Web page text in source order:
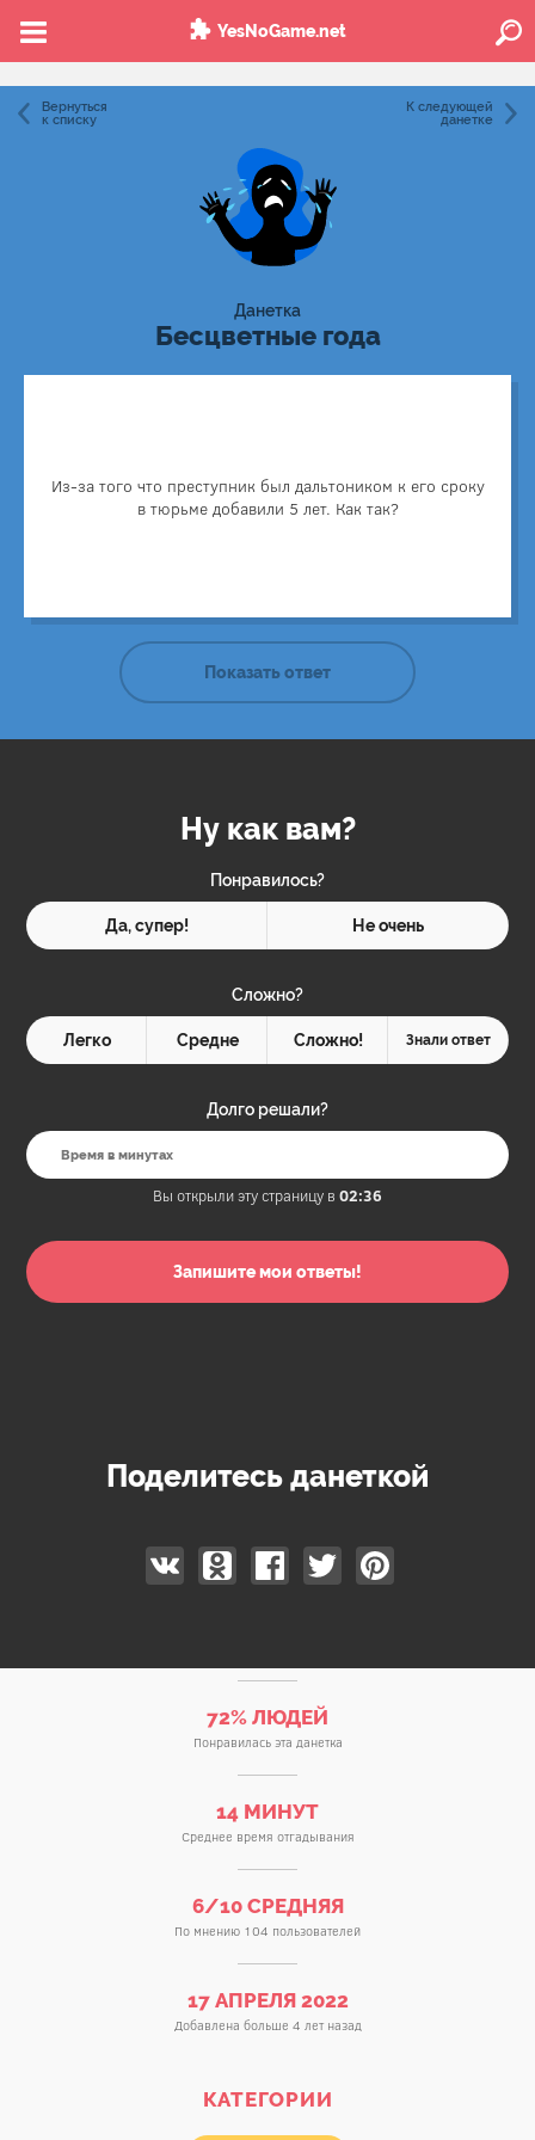
YesNoGame.net
Вернуться
к списку
К следующей
данетке
Данетка
Бесцветные года
Из-за того что преступник был дальтоником к его сроку
в тюрьме добавили 5 лет. Как так?
вставлял в стену.
Попытка побега быстро вскрылась, потому что кирпичи
Показать ответ
Ну как вам?
Понравилось?
Да, супер! Не очень
Сложно?
Легко Средне Сложно! Знали ответ
Долго решали?
Вы открыли эту страницу в 02:36
Поделитесь данеткой
72% ЛЮДЕЙ
Понравилась эта данетка
14 МИНУТ
Среднее время отгадывания
6/10 СРЕДНЯЯ
По мнению 104 пользователей
17 АПРЕЛЯ 2022
Добавлена больше 4 лет назад
КАТЕГОРИИ